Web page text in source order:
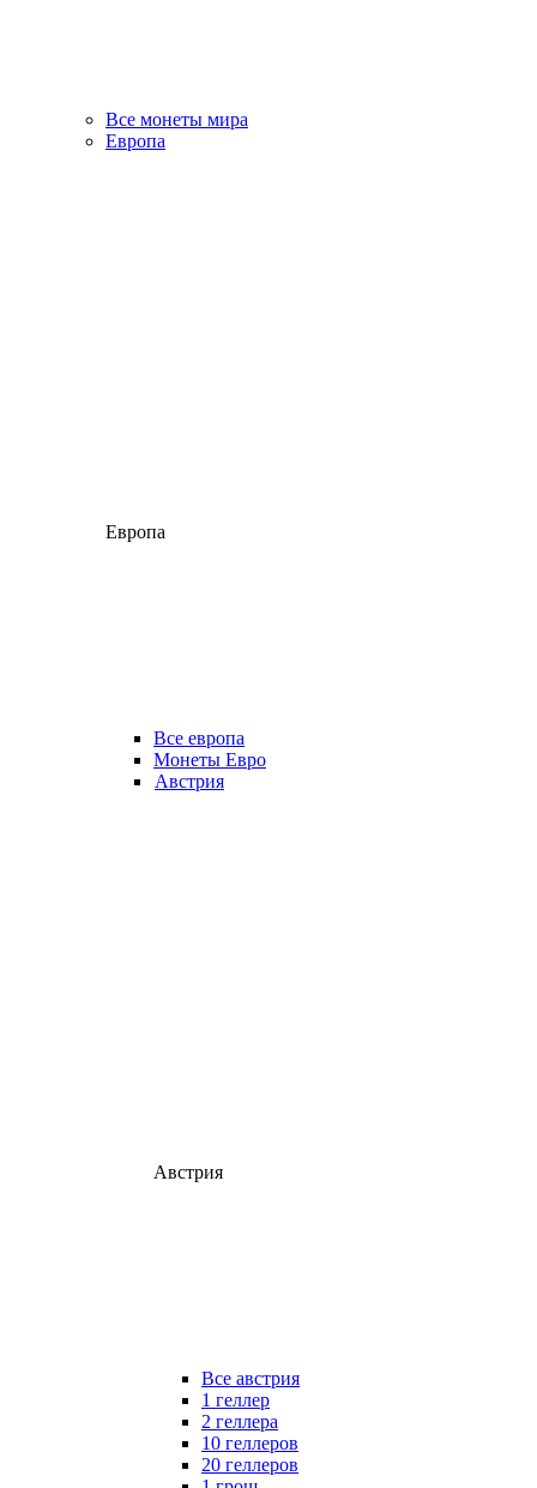
Все монеты мира
Европа
Европа
Все европа
Монеты Евро
Австрия
Австрия
Все австрия
1 геллер
2 геллера
10 геллеров
20 геллеров